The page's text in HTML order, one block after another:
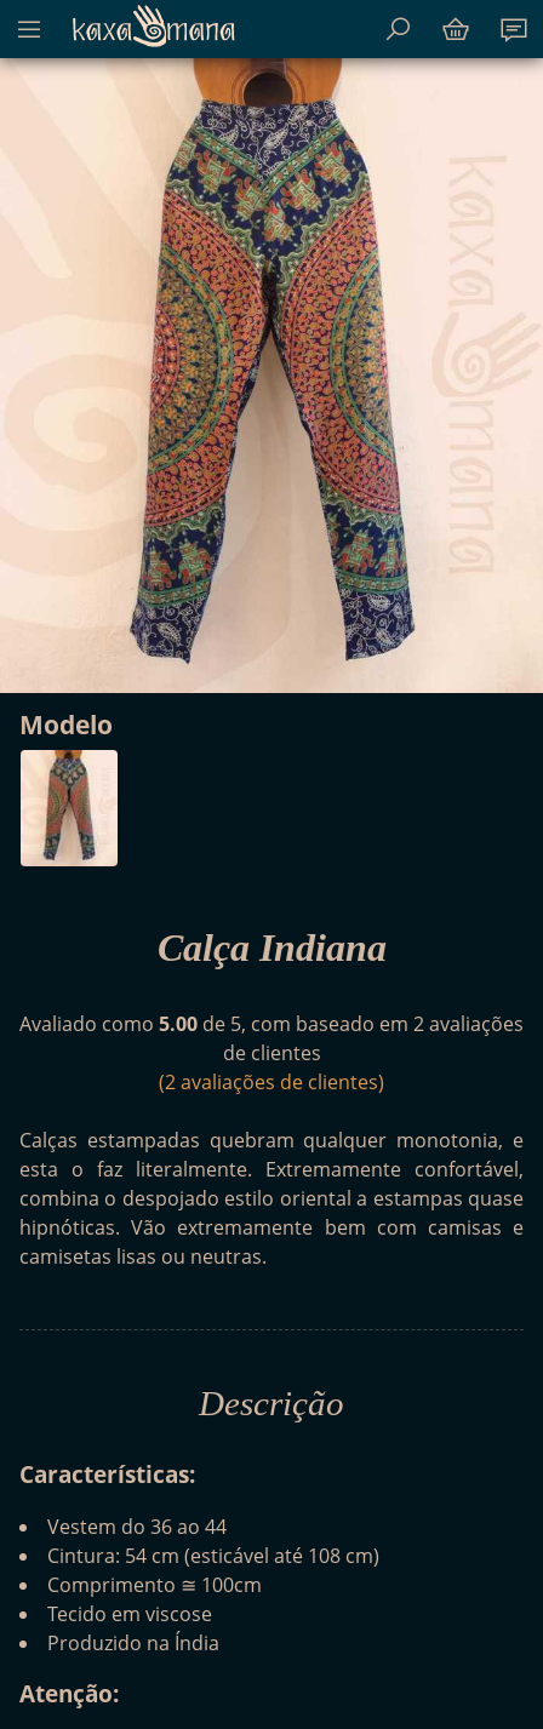
Mostrar menu de conteúdo do site
Modelo
Calça Indiana
Avaliado como 5.00 de 5, com baseado em 2avaliações
de clientes
(2avaliações de clientes)
Calças estampadas quebram qualquer monotonia, e
esta o faz literalmente. Extremamente confortável,
combina o despojado estilo oriental a estampas quase
hipnóticas. Vão extremamente bem com camisas e
camisetas lisas ou neutras.
Descrição
Características:
Vestem do 36 ao 44
Cintura: 54 cm (esticável até 108 cm)
Comprimento ≅ 100cm
Tecido em viscose
Produzido na Índia
Atenção: